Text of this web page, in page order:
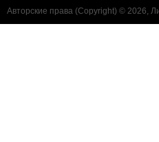
Авторские права (Copyright) © 2026,